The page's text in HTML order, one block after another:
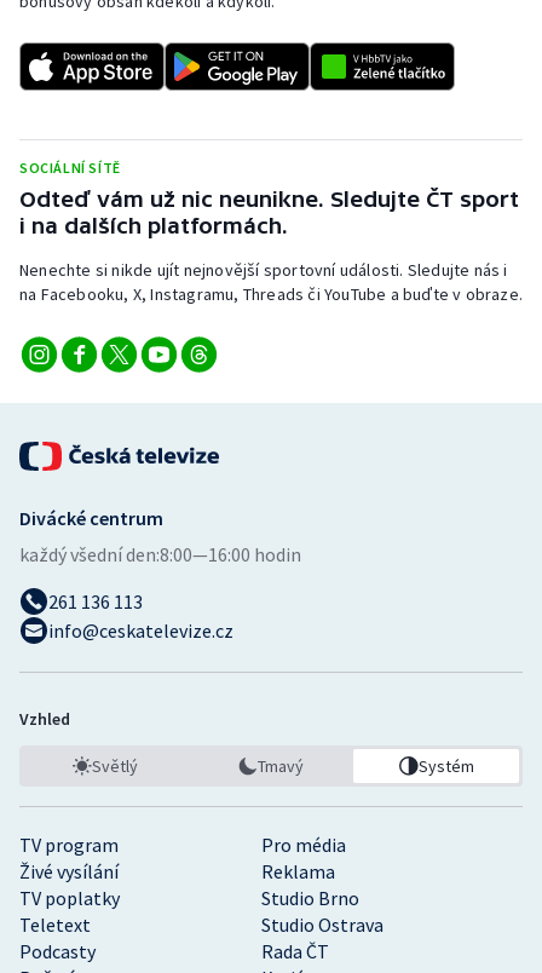
SOCIÁLNÍ SÍTĚ
Odteď vám už nic neunikne. Sledujte ČT sport
i na dalších platformách.
Nenechte si nikde ujít nejnovější sportovní události. Sledujte nás i
na Facebooku, X, Instagramu, Threads či YouTube a buďte v obraze.
TV program
Pro média
Živé vysílání
Reklama
TV poplatky
Studio Brno
Teletext
Studio Ostrava
Podcasty
Rada ČT
Divácké centrum
každý všední den:8:00—16:00 hodin
261 136 113
info@ceskatelevize.cz
Vzhled
Světlý Tmavý Systém